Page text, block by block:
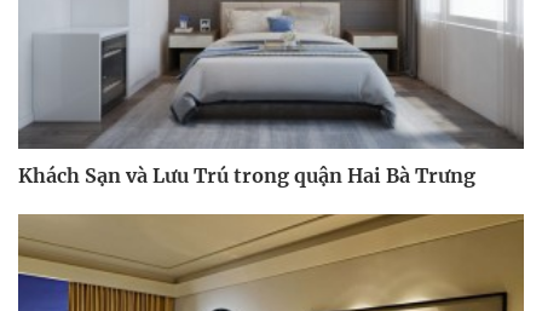
Khách Sạn và Lưu Trú trong quận Hai Bà Trưng